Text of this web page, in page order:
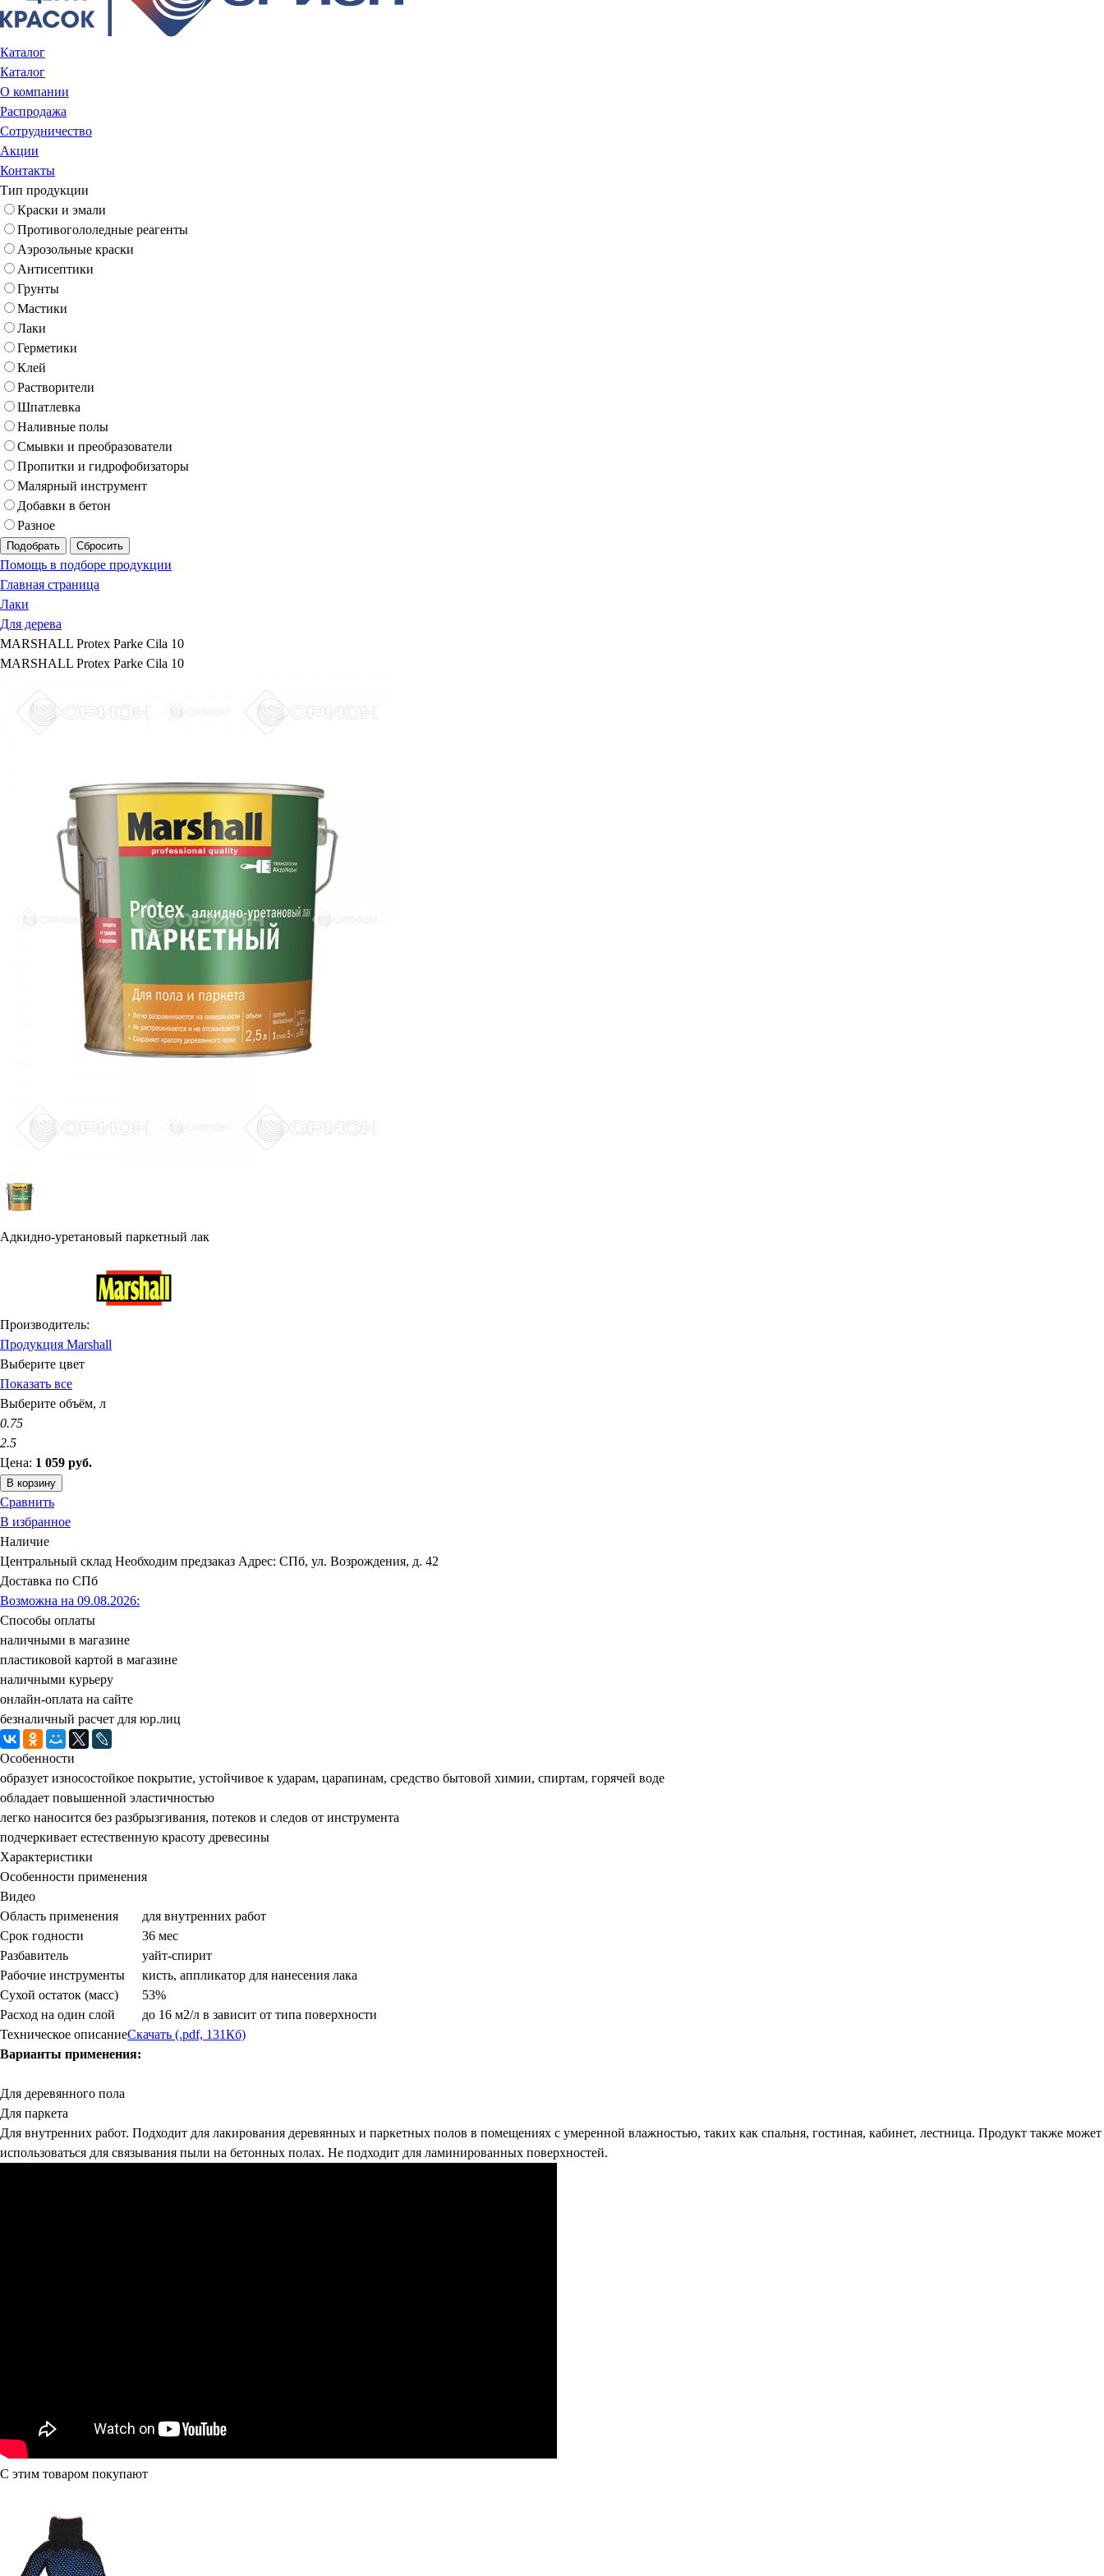
Каталог
Каталог
О компании
Распродажа
Сотрудничество
Акции
Контакты
Тип продукции
Краски и эмали
Противогололедные реагенты
Аэрозольные краски
Антисептики
Грунты
Мастики
Лаки
Герметики
Клей
Растворители
Шпатлевка
Наливные полы
Смывки и преобразователи
Пропитки и гидрофобизаторы
Малярный инструмент
Добавки в бетон
Разное
Подобрать Сбросить
Помощь в подборе продукции
Главная страница
Лаки
Для дерева
MARSHALL Protex Parke Cila 10
MARSHALL Protex Parke Cila 10
Адкидно-уретановый паркетный лак
Производитель:
Продукция Marshall
Выберите цвет
Показать все
Выберите объём, л
0.75
2.5
Цена: 1 059 руб.
В корзину
Сравнить
В избранное
Наличие
Центральный склад Необходим предзаказ Адрес: СПб, ул. Возрождения, д. 42
Доставка по СПб
Возможна на 09.08.2026:
Способы оплаты
наличными в магазине
пластиковой картой в магазине
наличными курьеру
онлайн-оплата на сайте
безналичный расчет для юр.лиц
Особенности
образует износостойкое покрытие, устойчивое к ударам, царапинам, средство бытовой химии, спиртам, горячей воде
обладает повышенной эластичностью
легко наносится без разбрызгивания, потеков и следов от инструмента
подчеркивает естественную красоту древесины
Характеристики
Особенности применения
Видео
Область применения
для внутренних работ
Срок годности
36 мес
Разбавитель
уайт-спирит
Рабочие инструменты
кисть, аппликатор для нанесения лака
Сухой остаток (масс)
53%
Расход на один слой
до 16 м2/л в зависит от типа поверхности
Техническое описаниеСкачать (.pdf, 131Кб)
Варианты применения:
Для деревянного пола
Для паркета
Для внутренних работ. Подходит для лакирования деревянных и паркетных полов в помещениях с умеренной влажностью, таких как спальня, гостиная, кабинет, лестница. Продукт также может
использоваться для связывания пыли на бетонных полах. Не подходит для ламинированных поверхностей.
С этим товаром покупают